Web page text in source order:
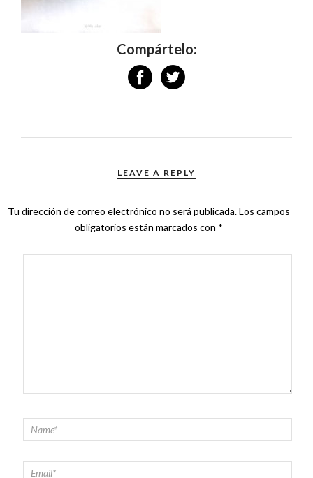
Compártelo:
LEAVE A REPLY
Tu dirección de correo electrónico no será publicada.Los campos
obligatorios están marcados con *